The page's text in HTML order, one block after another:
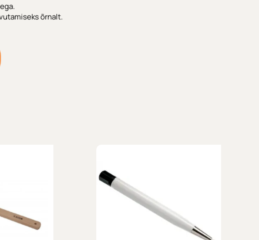
õrnalt.